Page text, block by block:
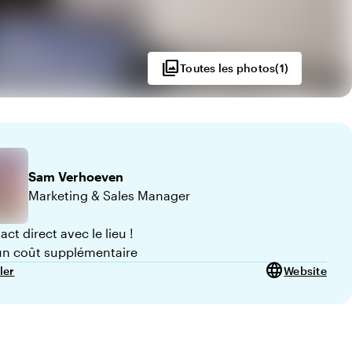
photo_libraryToutes les photos(1)
Sam Verhoeven
Marketing & Sales Manager
direct avec le lieu !
coût supplémentaire
languageWebsite